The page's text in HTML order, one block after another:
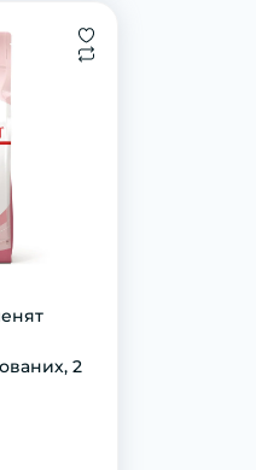
2
Half&Half у формі
з яловичиною, 50